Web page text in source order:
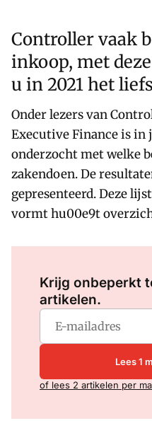
Controller vaak
inkoop, met
u in 2021 het
Onder lezers van
Executive Finance is
onderzocht met welke
zakendoen. De
gepresenteerd. Deze
vormt hu00e9t
Krijg onbeperkt
artikelen.
Lees 1
of lees 2 artikelen per